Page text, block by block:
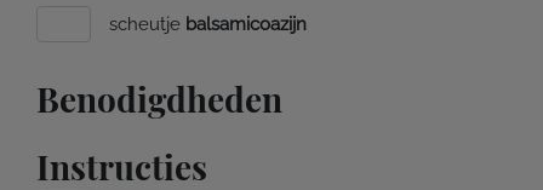
scheutje balsamicoazijn
Benodigdheden
Instructies